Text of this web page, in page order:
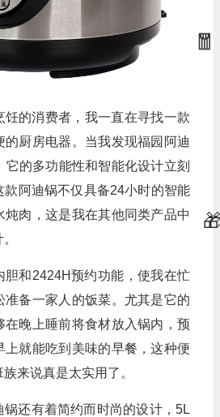
饪的消费者，我一直在寻找一款
的厨房电器。当我发现福园阿迪
它的多功能性和智能化设计立刻
款阿迪锅不仅具备24小时的智能
炖肉，这是我在其他同类产品中
胆和2424H预约功能，使我在忙
准备一家人的饭菜。尤其是它的
在晚上睡前将食材放入锅内，预
上就能吃到美味的早餐，这种便
来说真是太实用了。
锅还有着简约而时尚的设计，5L